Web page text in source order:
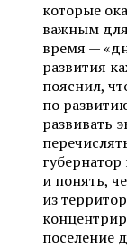
которые
важным
время —
развития
пояснил,
по
развивать
и понять,
из
поселение